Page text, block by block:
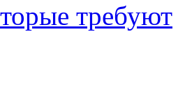
требуют